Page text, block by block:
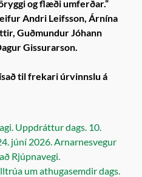
og flæði umferðar.“
Andri Leifsson, Árnína
Guðmundur Jóhann
Gissurarson.
til frekari úrvinnslu á
Uppdráttur dags. 10.
júní 2026. Arnarnesvegur
Rjúpnavegi.
um athugasemdir dags.